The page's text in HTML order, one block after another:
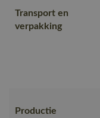
Transport en
verpakking
Productie